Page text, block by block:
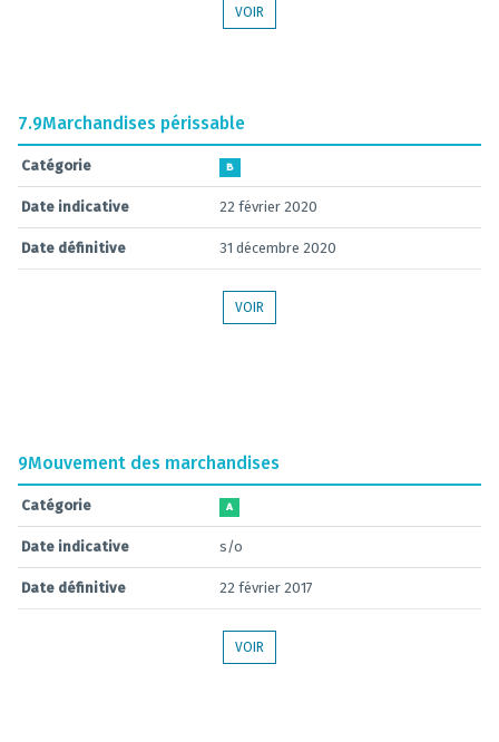
VOIR
7.9Marchandises périssable
Catégorie B
Date indicative 22 février 2020
Date définitive 31 décembre 2020
VOIR
9Mouvement des marchandises
Catégorie A
Date indicative s/o
Date définitive 22 février 2017
VOIR